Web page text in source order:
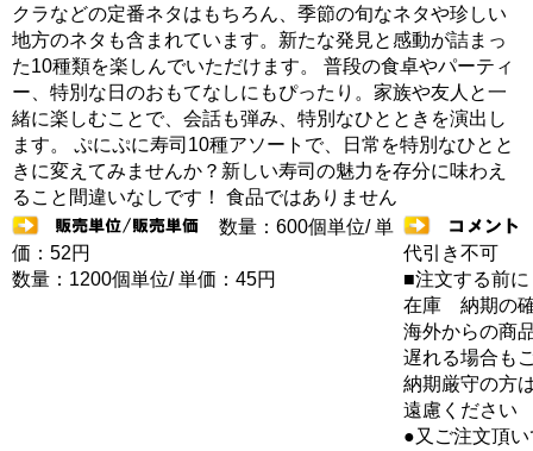
クラなどの定番ネタはもちろん、季節の旬なネタや珍しい
地方のネタも含まれています。新たな発見と感動が詰まっ
た10種類を楽しんでいただけます。 普段の食卓やパーティ
ー、特別な日のおもてなしにもぴったり。家族や友人と一
緒に楽しむことで、会話も弾み、特別なひとときを演出し
ます。 ぷにぷに寿司10種アソートで、日常を特別なひとと
きに変えてみませんか？新しい寿司の魅力を存分に味わえ
ること間違いなしです！ 食品ではありません
数量：600個単位/ 単
価：52円
数量：1200個単位/ 単価：45円
代引き不可
■注文する前に
在庫 納期の
海外からの商
遅れる場合も
納期厳守の方
遠慮ください
●又ご注文頂